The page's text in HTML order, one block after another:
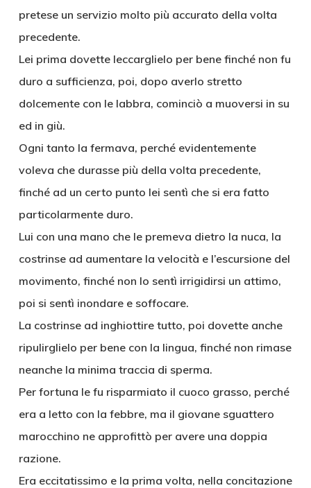
pretese un servizio molto più accurato della volta
precedente.
Lei prima dovette leccarglielo per bene finché non fu
duro a sufficienza, poi, dopo averlo stretto
dolcemente con le labbra, cominciò a muoversi in su
ed in giù.
Ogni tanto la fermava, perché evidentemente
voleva che durasse più della volta precedente,
finché ad un certo punto lei sentì che si era fatto
particolarmente duro.
Lui con una mano che le premeva dietro la nuca, la
costrinse ad aumentare la velocità e l’escursione del
movimento, finché non lo sentì irrigidirsi un attimo,
poi si sentì inondare e soffocare.
La costrinse ad inghiottire tutto, poi dovette anche
ripulirglielo per bene con la lingua, finché non rimase
neanche la minima traccia di sperma.
Per fortuna le fu risparmiato il cuoco grasso, perché
era a letto con la febbre, ma il giovane sguattero
marocchino ne approfittò per avere una doppia
razione.
Era eccitatissimo e la prima volta, nella concitazione